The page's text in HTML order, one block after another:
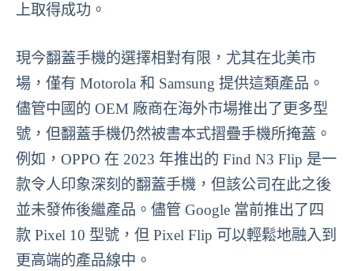
上取得成功。
現今翻蓋手機的選擇相對有限，尤其在北美市
場，僅有 Motorola 和 Samsung 提供這類產品。
儘管中國的 OEM 廠商在海外市場推出了更多型
號，但翻蓋手機仍然被書本式摺疊手機所掩蓋。
例如，OPPO 在 2023 年推出的 Find N3 Flip 是一
款令人印象深刻的翻蓋手機，但該公司在此之後
並未發佈後繼產品。儘管 Google 當前推出了四
款 Pixel 10 型號，但 Pixel Flip 可以輕鬆地融入到
更高端的產品線中。